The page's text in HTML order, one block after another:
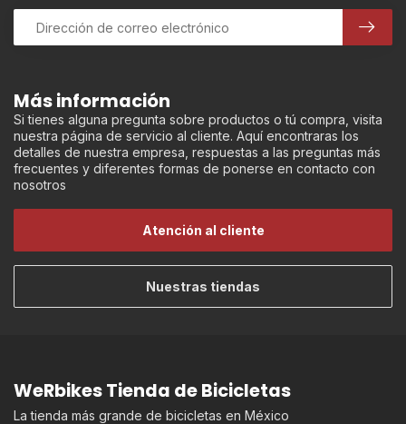
Más información
Si tienes alguna pregunta sobre productos o tú compra, visita
nuestra página de servicio al cliente. Aquí encontraras los
detalles de nuestra empresa, respuestas a las preguntas más
frecuentes y diferentes formas de ponerse en contacto con
nosotros
Atención al cliente
Nuestras tiendas
WeRbikes Tienda de Bicicletas
La tienda más grande de bicicletas en México